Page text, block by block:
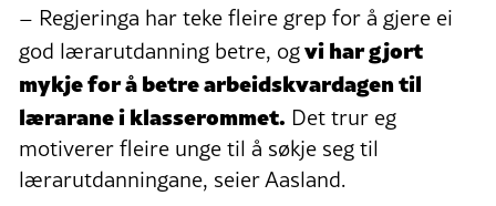
– Regjeringa har teke fleire grep for å gjere ei
god lærarutdanning betre, ogvi har gjort
mykje for å betre arbeidskvardagen til
lærarane i klasserommet. Det trur eg
motiverer fleire unge til å søkje seg til
lærarutdanningane, seier Aasland.